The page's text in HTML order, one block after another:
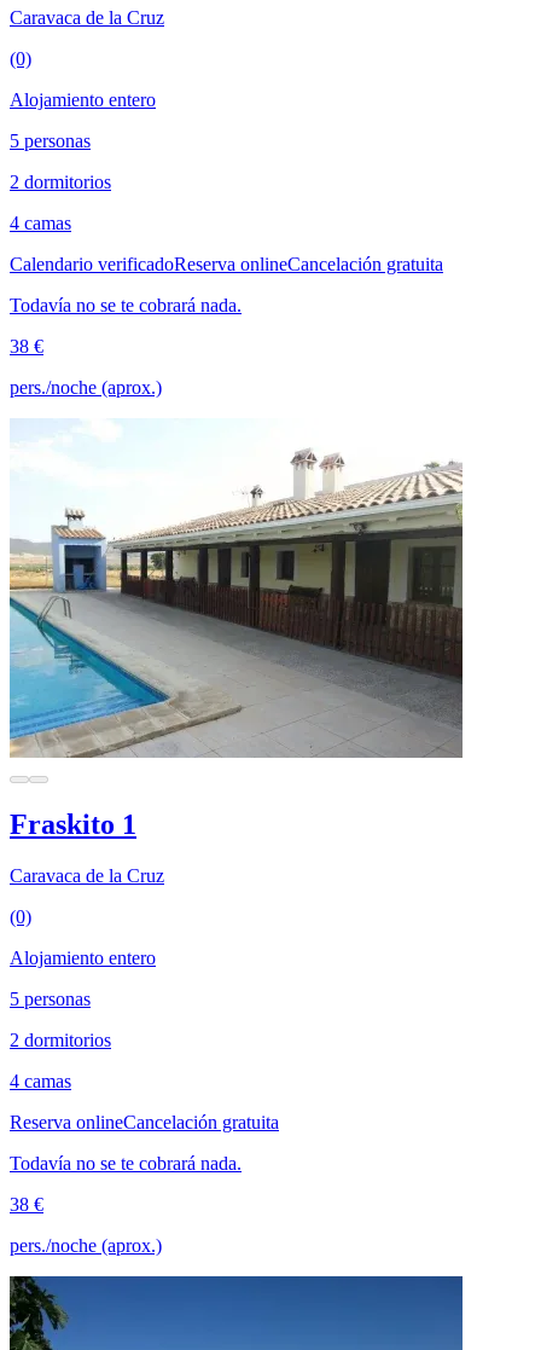
Caravaca de la Cruz
(0)
Alojamiento entero
5 personas
2 dormitorios
4 camas
Calendario verificadoReserva onlineCancelación gratuita
Todavía no se te cobrará nada.
38 €
pers./noche (aprox.)
Fraskito 1
Caravaca de la Cruz
(0)
Alojamiento entero
5 personas
2 dormitorios
4 camas
Reserva onlineCancelación gratuita
Todavía no se te cobrará nada.
38 €
pers./noche (aprox.)